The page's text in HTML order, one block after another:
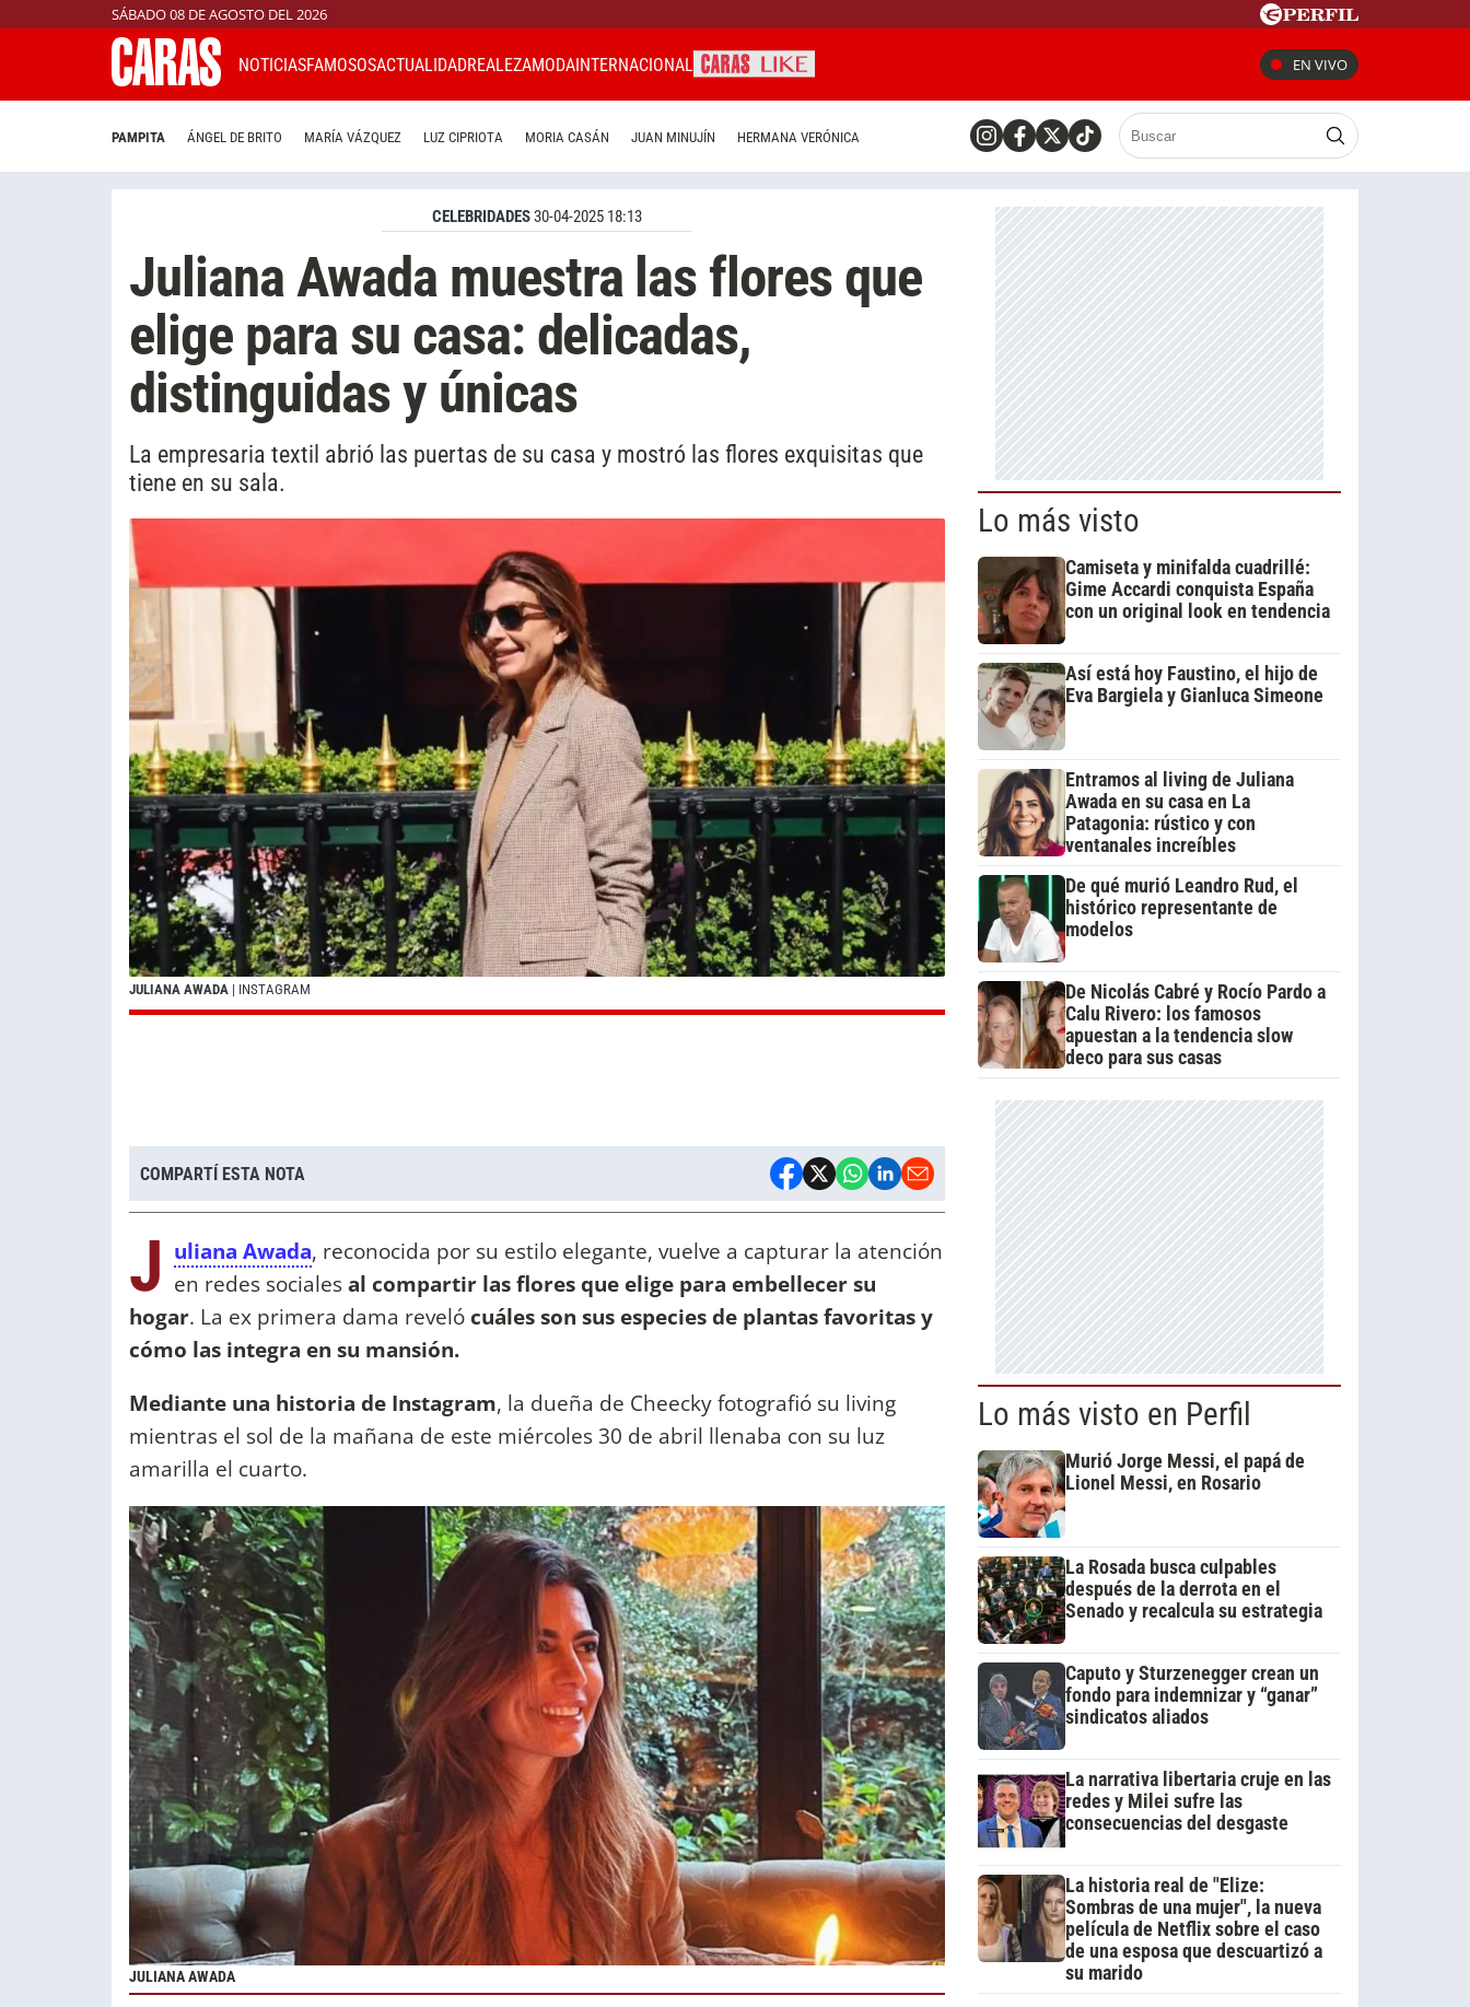
SÁBADO 08 DE AGOSTO DEL 2026
NOTICIASFAMOSOSACTUALIDADREALEZAMODAINTERNACIONAL EN VIVO
PAMPITA ÁNGEL DE BRITO MARÍA VÁZQUEZ LUZ CIPRIOTA MORIA CASÁN JUAN MINUJÍN HERMANA VERÓNICA
CELEBRIDADES30-04-2025 18:13
Juliana Awada muestra las flores que
elige para su casa: delicadas,
distinguidas y únicas
La empresaria textil abrió las puertas de su casa y mostró las flores exquisitas que
tiene en su sala.
JULIANA AWADA | INSTAGRAM
COMPARTÍ ESTA NOTA
J uliana Awada, reconocida por su estilo elegante, vuelve a capturar la atención
en redes socialesal compartir las flores que elige para embellecer su
hogar. La ex primera dama reveló cuáles son sus especies de plantas favoritas y
cómo las integra en su mansión.
Mediante una historia de Instagram, la dueña de Cheecky fotografió su living
mientras el sol de la mañana de este miércoles 30 de abril llenaba con su luz
amarilla el cuarto.
JULIANA AWADA
Lo más visto
Camiseta y minifalda cuadrillé:
Gime Accardi conquista España
con un original look en tendencia
Así está hoy Faustino, el hijo de
Eva Bargiela y Gianluca Simeone
Entramos al living de Juliana
Awada en su casa en La
Patagonia: rústico y con
ventanales increíbles
De qué murió Leandro Rud, el
histórico representante de
modelos
De Nicolás Cabré y Rocío Pardo a
Calu Rivero: los famosos
apuestan a la tendencia slow
deco para sus casas
Lo más visto en Perfil
Murió Jorge Messi, el papá de
Lionel Messi, en Rosario
La Rosada busca culpables
después de la derrota en el
Senado y recalcula su estrategia
Caputo y Sturzenegger crean un
fondo para indemnizar y “ganar”
sindicatos aliados
La narrativa libertaria cruje en las
redes y Milei sufre las
consecuencias del desgaste
La historia real de "Elize:
Sombras de una mujer", la nueva
película de Netflix sobre el caso
de una esposa que descuartizó a
su marido